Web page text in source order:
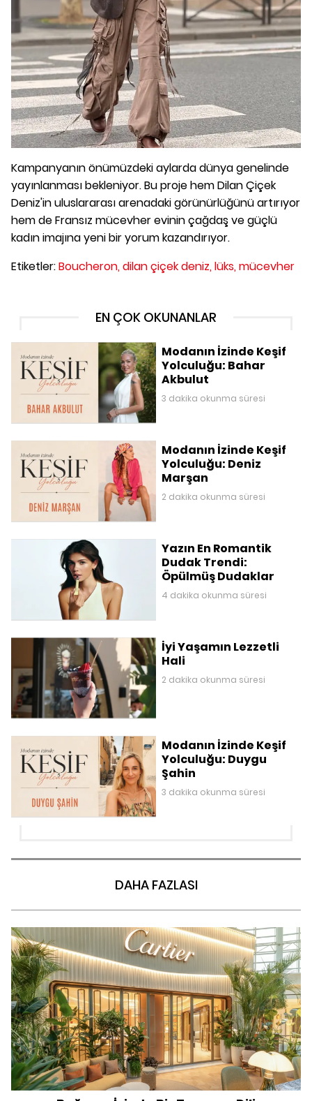
Kampanyanın önümüzdeki aylarda dünya genelinde
yayınlanması bekleniyor. Bu proje hem Dilan Çiçek
Deniz'in uluslararası arenadaki görünürlüğünü artırıyor
hem de Fransız mücevher evinin çağdaş ve güçlü
kadın imajına yeni bir yorum kazandırıyor.
Etiketler:Boucheron,dilan çiçek deniz,lüks,mücevher
EN ÇOK OKUNANLAR
Modanın İzinde Keşif
Yolculuğu: Bahar
Akbulut
3 dakika okunma süresi
Modanın İzinde Keşif
Yolculuğu: Deniz
Marşan
2 dakika okunma süresi
Yazın En Romantik
Dudak Trendi:
Öpülmüş Dudaklar
4 dakika okunma süresi
İyi Yaşamın Lezzetli
Hali
2 dakika okunma süresi
Modanın İzinde Keşif
Yolculuğu: Duygu
Şahin
3 dakika okunma süresi
DAHA FAZLASI